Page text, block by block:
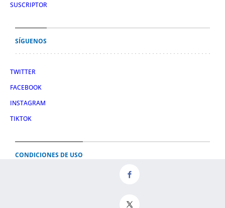
SUSCRIPTOR
SÍGUENOS
TWITTER
FACEBOOK
INSTAGRAM
TIKTOK
CONDICIONES DE USO